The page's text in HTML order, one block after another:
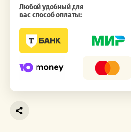
Любой удобный для
вас способ оплаты: